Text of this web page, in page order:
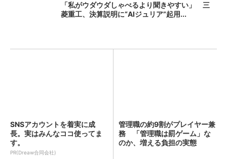
「私がウダウダしゃべるより聞きやすい」 三
菱重工、決算説明に“AIジュリア”起用...
SNSアカウントを着実に成
長。実はみんなココ使ってま
す。
PR(Dreaw合同会社)
管理職の約9割がプレイヤー兼
務 「管理職は罰ゲーム」な
のか、増える負担の実態